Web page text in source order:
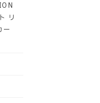
リ
ー